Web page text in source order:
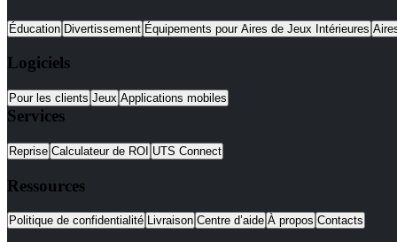
Éducation Divertissement Équipements pour Aires de Jeux Intérieures
Logiciels
Pour les clients Jeux Applications mobiles
Services
Reprise Calculateur de ROI UTS Connect
Ressources
Politique de confidentialité Livraison Centre d’aide À propos Contacts